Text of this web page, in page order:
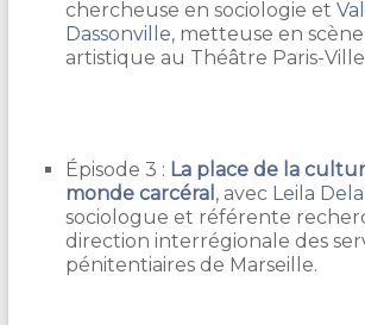
chercheuse en sociologie et
Dassonville, metteuse en
artistique au Théâtre Paris-
Épisode 3 : La place de la
monde carcéral , avec Leila
sociologue et référente
direction interrégionale des
pénitentiaires de Marseille.